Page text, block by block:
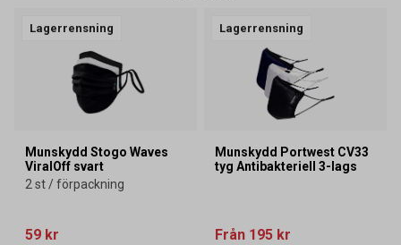
Lagerrensning
Munskydd Stogo Waves
ViralOff svart
2 st / förpackning
59 kr
Lagerrensning
Munskydd Portwest CV33
tyg Antibakteriell 3-lags
Från 195 kr